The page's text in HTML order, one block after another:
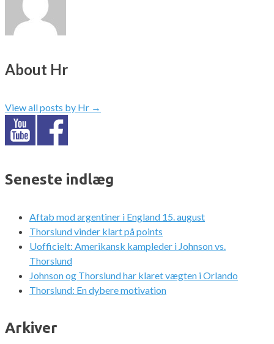
About Hr
View all posts by Hr →
Seneste indlæg
Aftab mod argentiner i England 15. august
Thorslund vinder klart på points
Uofficielt: Amerikansk kampleder i Johnson vs.
Thorslund
Johnson og Thorslund har klaret vægten i Orlando
Thorslund: En dybere motivation
Arkiver